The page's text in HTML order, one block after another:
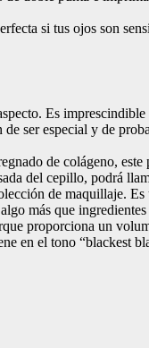
si tus ojos son
Es
ser especial y de
de colágeno,
del cepillo, podrá
de maquillaje.
más que
proporciona un
en el tono “blackest